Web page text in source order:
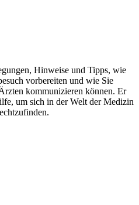
Hinweise und Tipps, wie
vorbereiten und wie Sie
kommunizieren können. Er
um sich in der Welt der Medizin